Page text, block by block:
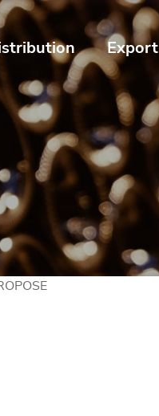
Export